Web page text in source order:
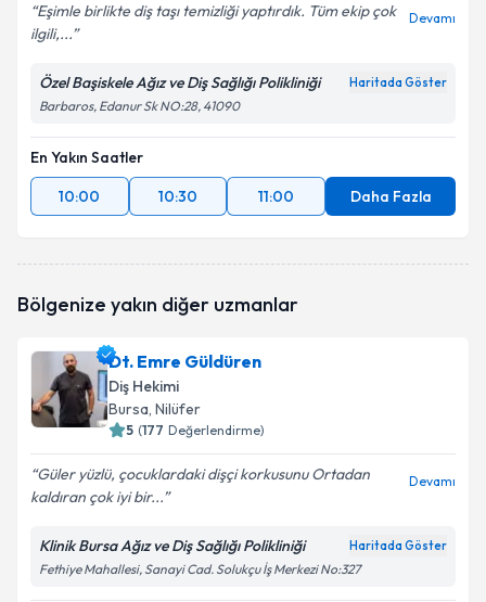
Eşimle birlikte diş taşı temizliği yaptırdık. Tüm ekip çok
ilgili,...
Devamı
Özel Başiskele Ağız ve Diş Sağlığı Polikliniği Haritada Göster
Barbaros, Edanur Sk NO:28, 41090
En Yakın Saatler
10:00
10:30 11:00 Daha Fazla
Bölgenize yakın diğer uzmanlar
Dt. Emre Güldüren
Diş Hekimi
Bursa, Nilüfer
5 (177 Değerlendirme)
Güler yüzlü, çocuklardaki dişçi korkusunu Ortadan
kaldıran çok iyi bir...
Devamı
Klinik Bursa Ağız ve Diş Sağlığı Polikliniği Haritada Göster
Fethiye Mahallesi, Sanayi Cad. Solukçu İş Merkezi No:327